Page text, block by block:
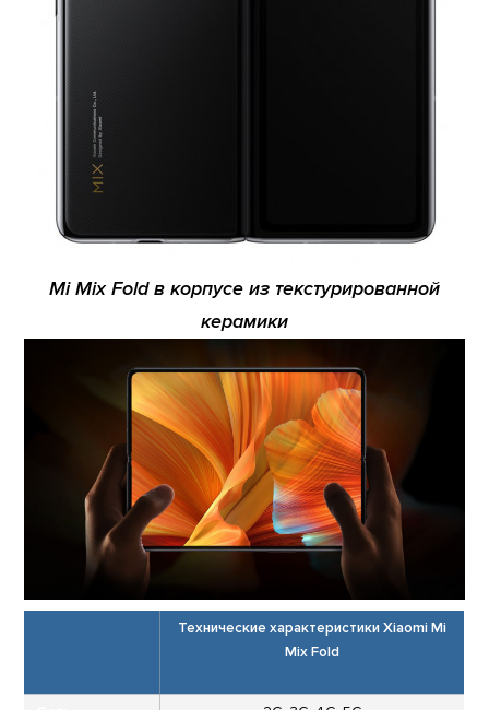
Mi Mix Fold в корпусе из текстурированной
керамики
Технические характеристики Xiaomi Mi
Mix Fold